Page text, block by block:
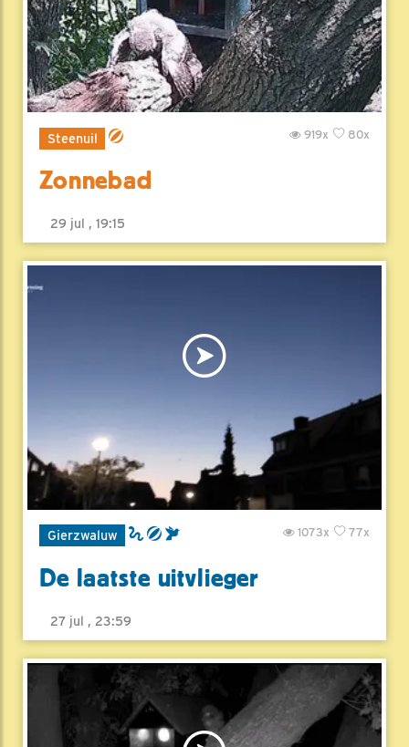
Steenuil 80x
919x
Zonnebad
29 jul , 19:15
Gierzwaluw 77x
1073x
De laatste uitvlieger
27 jul , 23:59